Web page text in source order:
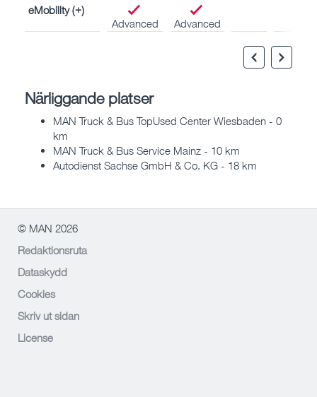
eMobility (+)
Advanced
Advanced
Närliggande platser
MAN Truck & Bus TopUsed Center Wiesbaden - 0
km
MAN Truck & Bus Service Mainz - 10 km
Autodienst Sachse GmbH & Co. KG - 18 km
© MAN 2026
Redaktionsruta
Dataskydd
Cookies
Skriv ut sidan
License